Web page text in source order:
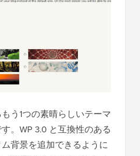
う1つの素晴らしいテーマ
。WP 3.0 と互換性のある
背景を追加できるように